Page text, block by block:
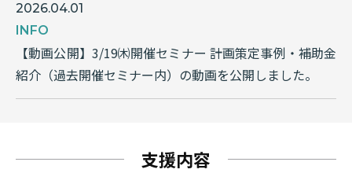
2026.04.01
INFO
【動画公開】3/19㈭開催セミナー 計画策定事例・補助金
紹介（過去開催セミナー内）の動画を公開しました。
支援内容